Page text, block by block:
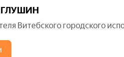
ГЛУШИН
Витебского городского